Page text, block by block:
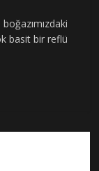
basit bir reflü